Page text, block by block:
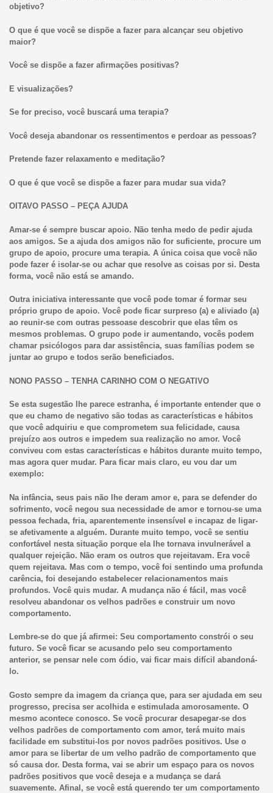
objetivo?
O que é que você se dispõe a fazer para alcançar seu objetivo
maior?
Você se dispõe a fazer afirmações positivas?
E visualizações?
Se for preciso, você buscará uma terapia?
Você deseja abandonar os ressentimentos e perdoar as pessoas?
Pretende fazer relaxamento e meditação?
O que é que você se dispõe a fazer para mudar sua vida?
OITAVO PASSO – PEÇA AJUDA
Amar-se é sempre buscar apoio. Não tenha medo de pedir ajuda
aos amigos. Se a ajuda dos amigos não for suficiente, procure um
grupo de apoio, procure uma terapia. A única coisa que você não
pode fazer é isolar-se ou achar que resolve as coisas por si. Desta
forma, você não está se amando.
Outra iniciativa interessante que você pode tomar é formar seu
próprio grupo de apoio. Você pode ficar surpreso (a) e aliviado (a)
ao reunir-se com outras pessoase descobrir que elas têm os
mesmos problemas. O grupo pode ir aumentando, vocês podem
chamar psicólogos para dar assistência, suas famílias podem se
juntar ao grupo e todos serão beneficiados.
NONO PASSO – TENHA CARINHO COM O NEGATIVO
Se esta sugestão lhe parece estranha, é importante entender que o
que eu chamo de negativo são todas as características e hábitos
que você adquiriu e que comprometem sua felicidade, causa
prejuízo aos outros e impedem sua realização no amor. Você
conviveu com estas características e hábitos durante muito tempo,
mas agora quer mudar. Para ficar mais claro, eu vou dar um
exemplo:
Na infância, seus pais não lhe deram amor e, para se defender do
sofrimento, você negou sua necessidade de amor e tornou-se uma
pessoa fechada, fria, aparentemente insensível e incapaz de ligar-
se afetivamente a alguém. Durante muito tempo, você se sentiu
confortável nesta situação porque ela lhe tornava invulnerável a
qualquer rejeição. Não eram os outros que rejeitavam. Era você
quem rejeitava. Mas com o tempo, você foi sentindo uma profunda
carência, foi desejando estabelecer relacionamentos mais
profundos. Você quis mudar. A mudança não é fácil, mas você
resolveu abandonar os velhos padrões e construir um novo
comportamento.
Lembre-se do que já afirmei: Seu comportamento constrói o seu
futuro. Se você ficar se acusando pelo seu comportamento
anterior, se pensar nele com ódio, vai ficar mais difícil abandoná-
lo.
Gosto sempre da imagem da criança que, para ser ajudada em seu
progresso, precisa ser acolhida e estimulada amorosamente. O
mesmo acontece conosco. Se você procurar desapegar-se dos
velhos padrões de comportamento com amor, terá muito mais
facilidade em substitui-los por novos padrões positivos. Use o
amor para se libertar de um velho padrão de comportamento que
só causa dor. Desta forma, vai se abrir um espaço para os novos
padrões positivos que você deseja e a mudança se dará
suavemente. Afinal, se você está querendo ter um comportamento